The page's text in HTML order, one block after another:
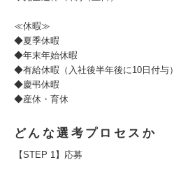
≪休暇≫
◆夏季休暇
◆年末年始休暇
◆有給休暇（入社後半年後に10日付与）
◆慶弔休暇
◆産休・育休
どんな選考プロセスか
【STEP 1】応募